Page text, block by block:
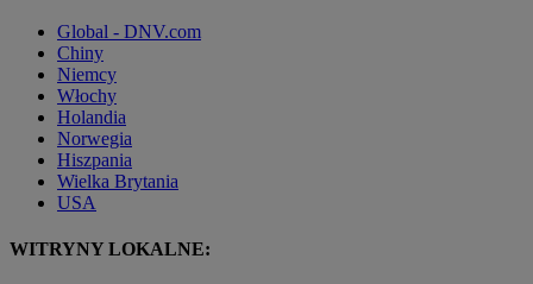
Global - DNV.com
Chiny
Niemcy
Włochy
Holandia
Norwegia
Hiszpania
Wielka Brytania
USA
WITRYNY LOKALNE: